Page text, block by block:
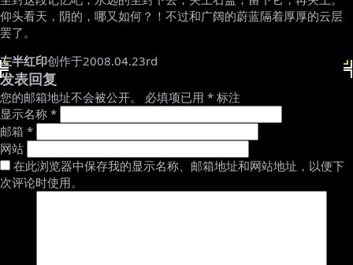
仰头看天，阴的，哪又如何？！不过和广阔的蔚蓝隔着厚厚的云层
罢了。
左半红印创作于2008.04.23rd
发表回复
您的邮箱地址不会被公开。 必填项已用 * 标注
显示名称 *
邮箱 *
网站
在此浏览器中保存我的显示名称、邮箱地址和网站地址，以便下
次评论时使用。